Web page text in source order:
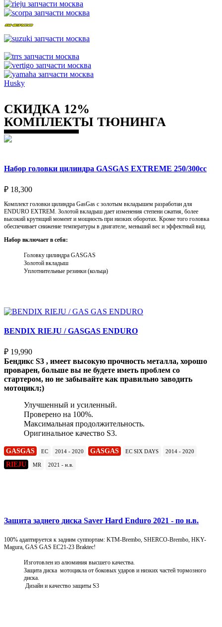
Husky
СКИДКА 12%
КОМПЛЕКТЫ ТЮНИНГА
Набор головки цилиндра GASGAS EXTREME 250/300cc
₽ 18,300
Комплект головки цилиндра GasGas с золотым вкладышем разработан для
ENDURO EXTREM. Золотой вкладыш дает изменения степени сжатия, более
высокий крутящий момент и мощность при низких оборотах. Кроме того головка
обеспечивает снижение температуры в двигателе, меньший вес и эффектный вид.
Набор включает в себя:
Головку цилиндра GASGAS
Золотой вкладыш
Уплотнительные резинки (кольца)
BENDIX RIEJU / GASGAS ENDURO
₽ 19,990
Бендикс S3 , имеет высокую прочность металла, хорошо
проварен, больше вы не будете иметь проблем со
стартером, но не забывайте как правильно заводить
мотоцикл;)
Улучшенный и усиленный.
Проверено на 100%.
Максимальная продолжительность.
Оригинальное качество S3.
GASGAS EC 2014 - 2020 GASGAS EC SIX DAYS 2014 - 2020
RIEJU MR 2021 - н.в.
Защита заднего диска Saver Hard Enduro 2021 - по н.в.
100% адаптируется к задним суппортам: KTM-Brembo, SHERCO-Brembo, HKY-
Magura, GAS GAS EC21-23 Braktec!
Изготовлен из алюминия высшего качества.
Защита диска мотоцикла от боковых ударов и низких частей тормозного
диска.
Дизайн и качество защиты S3